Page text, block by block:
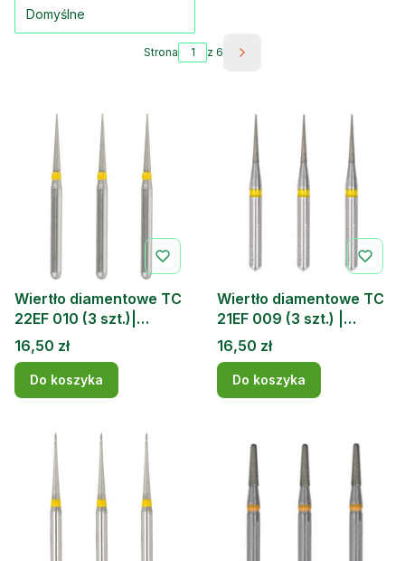
Domyślne
Strona z 6 Następne produkty
Wiertło diamentowe TC
22EF 010 (3 szt.)|
DOCHEM
Cena
16,50 zł
Do koszyka
Wiertło diamentowe TC
21EF 009 (3 szt.) |
DOCHEM
Cena
16,50 zł
Do koszyka